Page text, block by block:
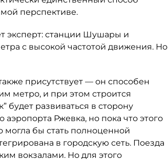
перспективе.
эксперт: станции Шушары и
с высокой частотой движения. Но
присутствует — он способен
метро, и при этом строится
будет развиваться в сторону
Ржевка, но пока что этого
могла бы стать полноценной
в городскую сеть. Поезда
вокзалами. Но для этого